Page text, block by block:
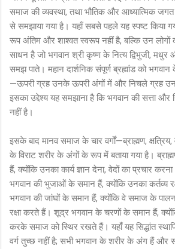
समाज की व्यवस्था, तथा भौतिक और आध्यात्मिक
से समझाया गया है। यहाँ सबसे पहले यह स्पष्ट किया
रूप अंतिम और शाश्वत स्वरूप नहीं है, बल्कि उन
साधन है जो भगवान श्री कृष्ण के नित्य द्विभुजी, मधुर
समझ पाते। महान दार्शनिक संपूर्ण ब्रह्मांड को
—ऊपरी ग्रह उनके ऊपरी अंगों में और निचले ग्रह
इसका उद्देश्य यह समझाना है कि भगवान की सत्ता
नहीं है।
इसके बाद मानव समाज के चार वर्गों—ब्राह्मण,
के विराट शरीर के अंगों के रूप में बताया गया है।
हैं, क्योंकि उनका कार्य ज्ञान देना, वेदों का प्रचार
भगवान की भुजाओं के समान हैं, क्योंकि उनका कर्तव्य
भगवान की जांघों के समान हैं, क्योंकि वे समाज के
रक्षा करते हैं। शूद्र भगवान के चरणों के समान हैं,
करके समाज को स्थिर रखते हैं। यहाँ यह सिद्धांत
वर्ग तुच्छ नहीं है; सभी भगवान के शरीर के अंग हैं और